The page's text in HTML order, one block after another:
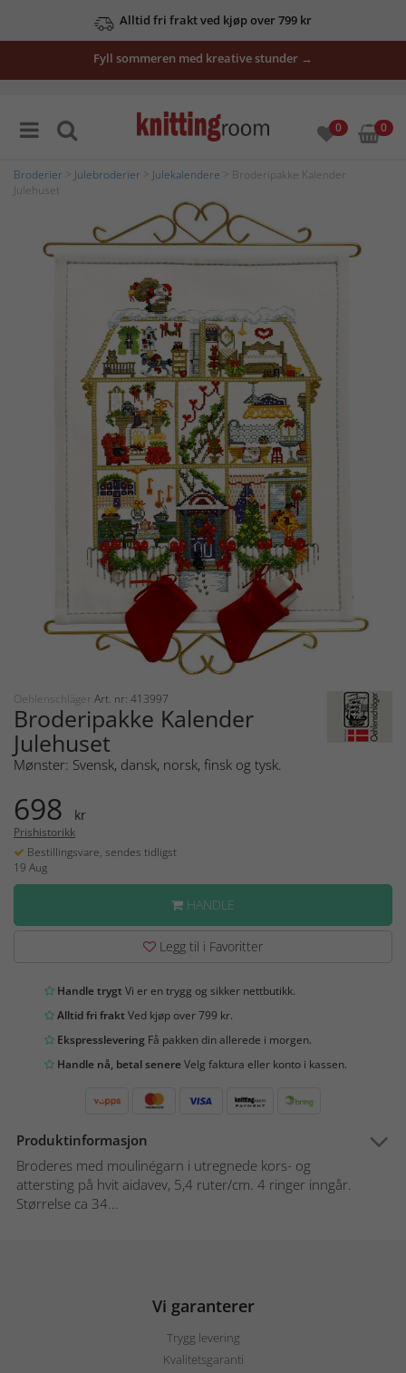
Alltid fri frakt ved kjøp over 799 kr
Fyll sommeren med kreative stunder →
0 0
Broderier Julebroderier Julekalendere > Broderipakke Kalender
Julehuset
Oehlenschläger Art. nr: 413997
Broderipakke Kalender
Julehuset
Mønster: Svensk, dansk, norsk, finsk og tysk.
698 kr
Prishistorikk
Bestillingsvare, sendes tidligst
19 Aug
HANDLE
Legg til i Favoritter
Handle trygtVi er en trygg og sikker nettbutikk.
Alltid fri fraktVed kjøp over 799 kr.
Ekspresslevering Få pakken din allerede i morgen.
Handle nå, betal senereVelg faktura eller konto i kassen.
Produktinformasjon
Broderes med moulinégarn i utregnede kors- og
attersting på hvit aidavev, 5,4 ruter/cm. 4 ringer inngår.
Størrelse ca 34...
Vi garanterer
Trygg levering
Kvalitetsgaranti